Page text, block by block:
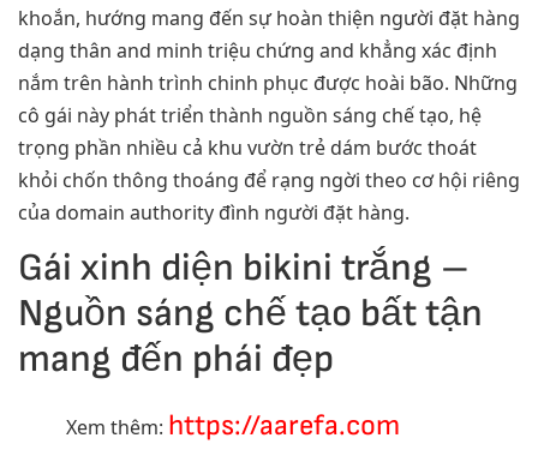
khoắn, hướng mang đến sự hoàn thiện người đặt hàng
dạng thân and minh triệu chứng and khẳng xác định
nắm trên hành trình chinh phục được hoài bão. Những
cô gái này phát triển thành nguồn sáng chế tạo, hệ
trọng phần nhiều cả khu vườn trẻ dám bước thoát
khỏi chốn thông thoáng để rạng ngời theo cơ hội riêng
của domain authority đình người đặt hàng.
Gái xinh diện bikini trắng –
Nguồn sáng chế tạo bất tận
mang đến phái đẹp
Xem thêm: https://aarefa.com